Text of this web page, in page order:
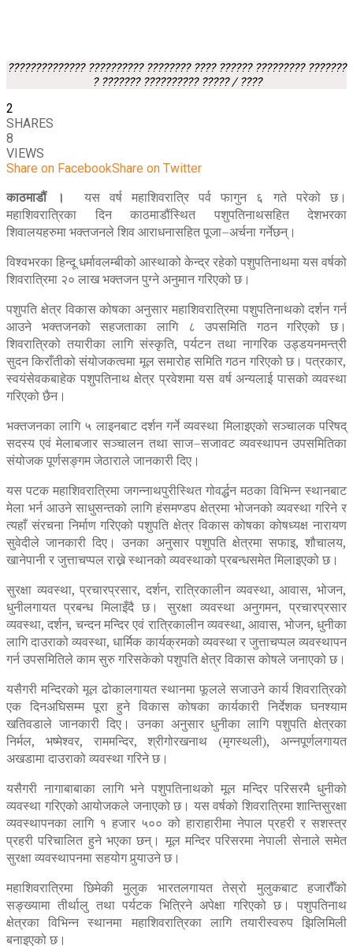
?????????????? ?????????? ???????? ???? ?????? ????????? ???????
? ??????? ?????????? ????? / ????
2
SHARES
8
VIEWS
Share on FacebookShare on Twitter
काठमाडौं ।
यस वर्ष महाशिवरात्रि पर्व फागुन ६ गते परेको छ।
महाशिवरात्रिका दिन काठमाडौंस्थित पशुपतिनाथसहित देशभरका
शिवालयहरुमा भक्तजनले शिव आराधनासहित पूजा–अर्चना गर्नेछन्।
विश्वभरका हिन्दू धर्मावलम्बीको आस्थाको केन्द्र रहेको पशुपतिनाथमा यस वर्षको
शिवरात्रिमा २० लाख भक्तजन पुग्ने अनुमान गरिएको छ।
पशुपति क्षेत्र विकास कोषका अनुसार महाशिवरात्रिमा पशुपतिनाथको दर्शन गर्न
आउने भक्तजनको सहजताका लागि ८ उपसमिति गठन गरिएको छ।
शिवरात्रिको तयारीका लागि संस्कृति, पर्यटन तथा नागरिक उड्डयनमन्त्री
सुदन किराँतीको संयोजकत्वमा मूल समारोह समिति गठन गरिएको छ। पत्रकार,
स्वयंसेवकबाहेक पशुपतिनाथ क्षेत्र प्रवेशमा यस वर्ष अन्यलाई पासको व्यवस्था
गरिएको छैन।
भक्तजनका लागि ५ लाइनबाट दर्शन गर्ने व्यवस्था मिलाइएको सञ्चालक परिषद्
सदस्य एवं मेलाबजार सञ्चालन तथा साज–सजावट व्यवस्थापन उपसमितिका
संयोजक पूर्णसङ्गम जेठाराले जानकारी दिए।
यस पटक महाशिवरात्रिमा जगन्नाथपुरीस्थित गोवर्द्धन मठका विभिन्न स्थानबाट
मेला भर्न आउने साधुसन्तको लागि हंसमण्डप क्षेत्रमा भोजनको व्यवस्था गरिने र
त्यहाँ संरचना निर्माण गरिएको पशुपति क्षेत्र विकास कोषका कोषध्यक्ष नारायण
सुवेदीले जानकारी दिए। उनका अनुसार पशुपति क्षेत्रमा सफाइ, शौचालय,
खानेपानी र जुत्ताचप्पल राख्ने स्थानको व्यवस्थाको प्रबन्धसमेत मिलाइएको छ।
सुरक्षा व्यवस्था, प्रचारप्रसार, दर्शन, रात्रिकालीन व्यवस्था, आवास, भोजन,
धुनीलगायत प्रबन्ध मिलाइँदै छ। सुरक्षा व्यवस्था अनुगमन, प्रचारप्रसार
व्यवस्था, दर्शन, चन्दन मन्दिर एवं रात्रिकालीन व्यवस्था, आवास, भोजन, धुनीका
लागि दाउराको व्यवस्था, धार्मिक कार्यक्रमको व्यवस्था र जुत्ताचप्पल व्यवस्थापन
गर्न उपसमितिले काम सुरु गरिसकेको पशुपति क्षेत्र विकास कोषले जनाएको छ।
यसैगरी मन्दिरको मूल ढोकालगायत स्थानमा फूलले सजाउने कार्य शिवरात्रिको
एक दिनअघिसम्म पूरा हुने विकास कोषका कार्यकारी निर्देशक घनश्याम
खतिवडाले जानकारी दिए। उनका अनुसार धुनीका लागि पशुपति क्षेत्रका
निर्मल, भष्मेश्वर, राममन्दिर, श्रीगोरखनाथ (मृगस्थली), अन्नपूर्णलगायत
अखडामा दाउराको व्यवस्था गरिने छ।
यसैगरी नागाबाबाका लागि भने पशुपतिनाथको मूल मन्दिर परिसरमै धुनीको
व्यवस्था गरिएको आयोजकले जनाएको छ। यस वर्षको शिवरात्रिमा शान्तिसुरक्षा
व्यवस्थापनका लागि १ हजार ५०० को हाराहारीमा नेपाल प्रहरी र सशस्त्र
प्रहरी परिचालित हुने भएका छन्। मूल मन्दिर परिसरमा नेपाली सेनाले समेत
सुरक्षा व्यवस्थापनमा सहयोग पुर्‍याउने छ।
महाशिवरात्रिमा छिमेकी मुलुक भारतलगायत तेस्रो मुलुकबाट हजारौँको
सङ्ख्यामा तीर्थालु तथा पर्यटक भित्रिने अपेक्षा गरिएको छ। पशुपतिनाथ
क्षेत्रका विभिन्न स्थानमा महाशिवरात्रिका लागि तयारीस्वरुप झिलिमिली
बनाइएको छ।